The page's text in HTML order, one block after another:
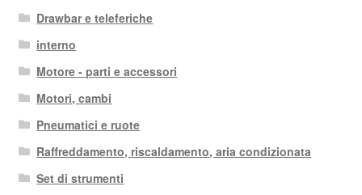
Drawbar e teleferiche
interno
Motore - parti e accessori
Motori, cambi
Pneumatici e ruote
Raffreddamento, riscaldamento, aria condizionata
Set di strumenti